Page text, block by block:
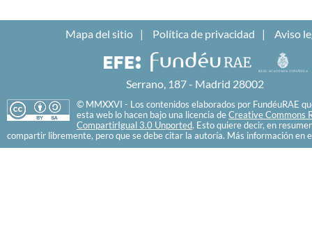
Mapa del sitio Política de privacidad Aviso
Serrano, 187 - Madrid 28002
© MMXXVI - Los contenidos elaborados por FundéuRAE
esta web lo hacen bajo una licencia de Creative Commons
CompartirIgual 3.0 Unported. Esto quiere decir, en
compartir libremente, pero que se debe citar la autoría. Más información en